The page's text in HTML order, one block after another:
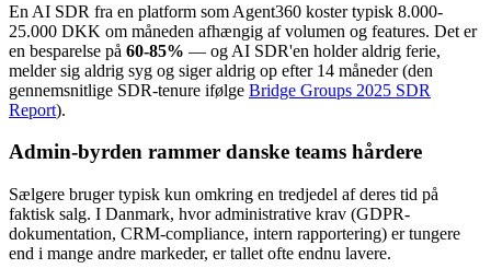
En AI SDR fra en platform som Agent360 koster typisk 8.000-
25.000 DKK om måneden afhængig af volumen og features. Det er
en besparelse på 60-85% — og AI SDR'en holder aldrig ferie,
melder sig aldrig syg og siger aldrig op efter 14 måneder (den
gennemsnitlige SDR-tenure ifølge Bridge Groups 2025 SDR
Report).
Admin-byrden rammer danske teams hårdere
Sælgere bruger typisk kun omkring en tredjedel af deres tid på
faktisk salg. I Danmark, hvor administrative krav (GDPR-
dokumentation, CRM-compliance, intern rapportering) er tungere
end i mange andre markeder, er tallet ofte endnu lavere.